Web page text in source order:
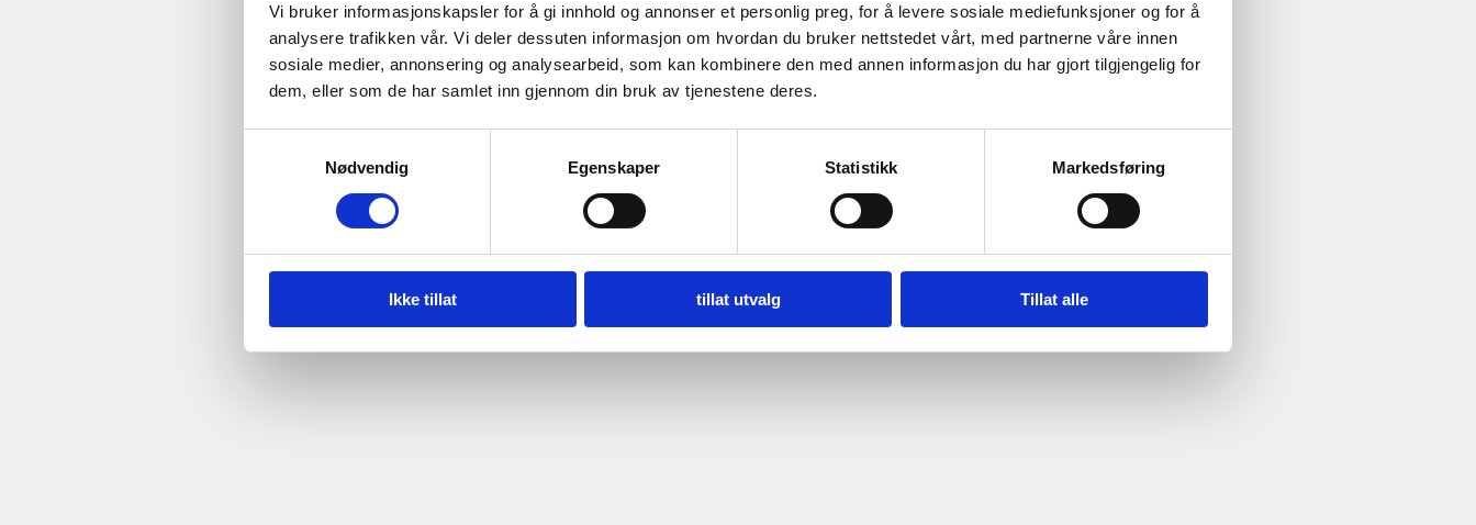
Vi bruker informasjonskapsler for å gi innhold og annonser et personlig preg, for å levere sosiale mediefunksjoner og for å
analysere trafikken vår. Vi deler dessuten informasjon om hvordan du bruker nettstedet vårt, med partnerne våre innen
sosiale medier, annonsering og analysearbeid, som kan kombinere den med annen informasjon du har gjort tilgjengelig for
dem, eller som de har samlet inn gjennom din bruk av tjenestene deres.
Nødvendig
Egenskaper Statistikk Markedsføring
Ikke tillat tillat utvalg Tillat alle